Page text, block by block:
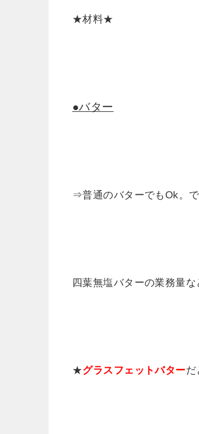
★材料★
●バター
⇒普通のバターでもOk。
四葉無塩バターの業務量
★グラスフェットバターだ